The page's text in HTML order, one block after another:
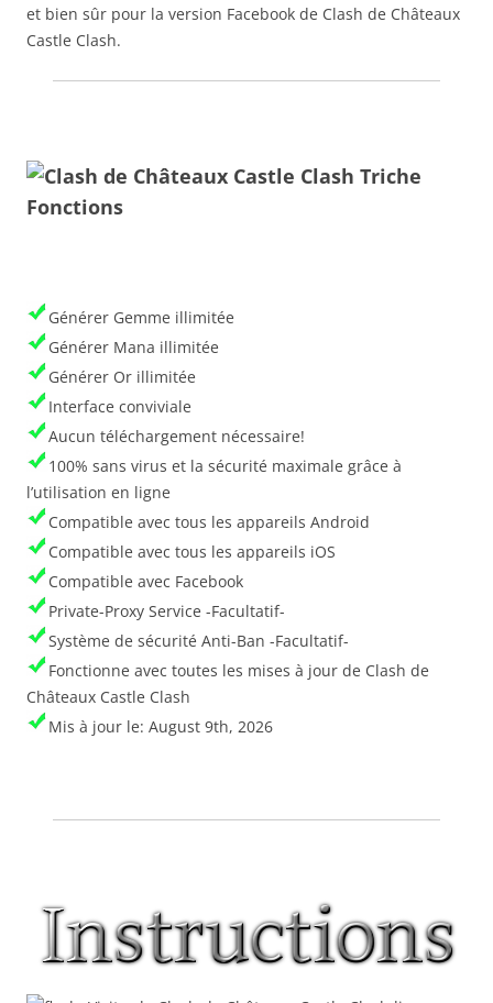
et bien sûr pour la version Facebook de Clash de Châteaux
Castle Clash.
Générer Gemme illimitée
Générer Mana illimitée
Générer Or illimitée
Interface conviviale
Aucun téléchargement nécessaire!
100% sans virus et la sécurité maximale grâce à
l’utilisation en ligne
Compatible avec tous les appareils Android
Compatible avec tous les appareils iOS
Compatible avec Facebook
Private-Proxy Service -Facultatif-
Système de sécurité Anti-Ban -Facultatif-
Fonctionne avec toutes les mises à jour de Clash de
Châteaux Castle Clash
Mis à jour le: August 9th, 2026